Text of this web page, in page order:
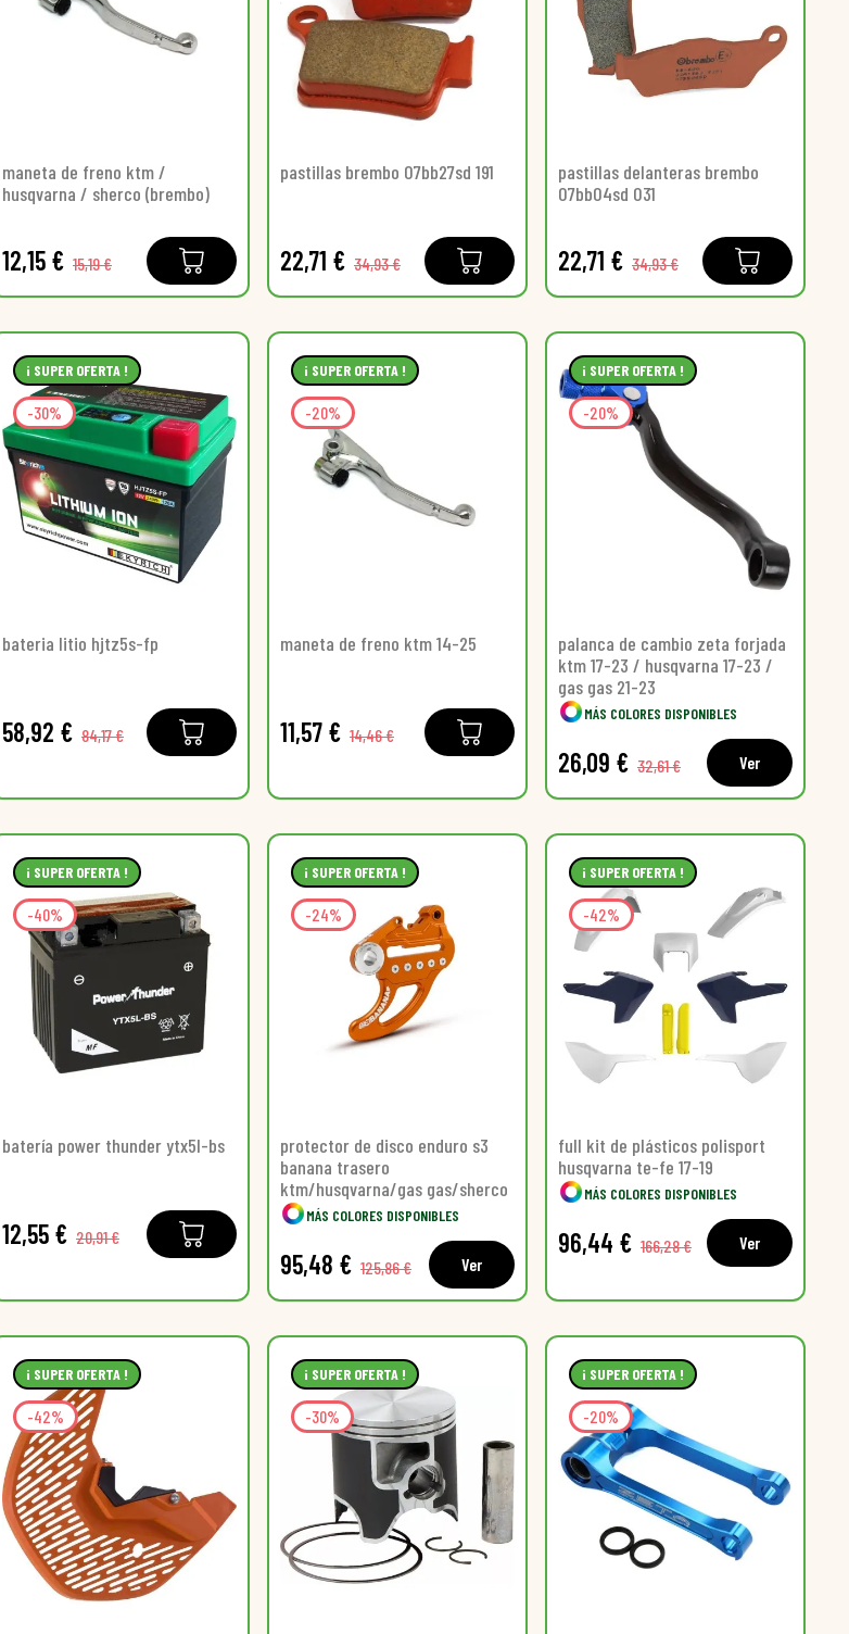
maneta de freno ktm /
husqvarna / sherco (brembo)
12,15 € 15,19 €
pastillas brembo 07bb27sd 191
22,71 € 34,93 €
pastillas delanteras brembo
07bb04sd 031
22,71 € 34,93 €
¡ SUPER OFERTA !
-30%
bateria litio hjtz5s-fp
58,92 € 84,17 €
¡ SUPER OFERTA !
-20%
maneta de freno ktm 14-25
11,57 € 14,46 €
¡ SUPER OFERTA !
-20%
palanca de cambio zeta forjada
ktm 17-23 / husqvarna 17-23 /
gas gas 21-23
MÁS COLORES DISPONIBLES
26,09 € 32,61 € Ver
¡ SUPER OFERTA !
-40%
batería power thunder ytx5l-bs
12,55 € 20,91 €
¡ SUPER OFERTA !
-24%
protector de disco enduro s3
banana trasero
ktm/husqvarna/gas gas/sherco
MÁS COLORES DISPONIBLES
95,48 € 125,86 € Ver
¡ SUPER OFERTA !
-42%
full kit de plásticos polisport
husqvarna te-fe 17-19
MÁS COLORES DISPONIBLES
96,44 € 166,28 € Ver
¡ SUPER OFERTA !
-42%
¡ SUPER OFERTA !
-30%
¡ SUPER OFERTA !
-20%